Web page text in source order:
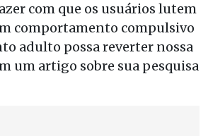
com que os usuários lutem
comportamento compulsivo
adulto possa reverter nossa
um artigo sobre sua pesquisa